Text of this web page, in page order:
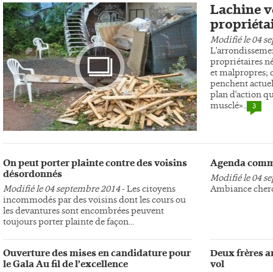
Lachine
Modifié le 04
propriétaires
et malpropres;
penchent
plan d'action
musclé».. 3
Photo
On peut porter plainte contre des voisins
désordonnés
Modifié le 04 septembre 2014- Les citoyens
incommodés par des voisins dont les cours ou
les devantures sont encombrées peuvent
toujours porter plainte de façon...
Ouverture des mises en candidature pour
le Gala Au fil de l’excellence
Agenda
Modifié le 04
Ambiance
Deux frères
vol